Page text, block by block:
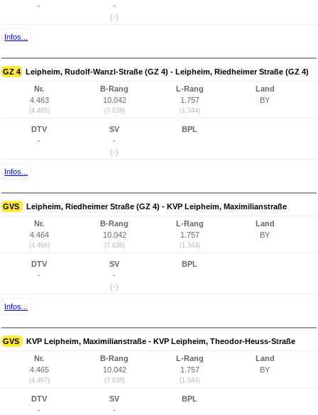
-
-
(-)
Infos...
GZ 4 Leipheim, Rudolf-Wanzl-Straße (GZ 4) - Leipheim, Riedheimer Straße (GZ 4)
Nr.
4.463
(4.465)
B-Rang
10.042
(7.638)
L-Rang
1.757
(1.344)
Land
BY
DTV
-
SV
-
(-)
BPL
Infos...
GVS Leipheim, Riedheimer Straße (GZ 4) - KVP Leipheim, Maximilianstraße
Nr.
4.464
(4.466)
B-Rang
10.042
(7.638)
L-Rang
1.757
(1.344)
Land
BY
DTV
-
SV
-
(-)
BPL
Infos...
GVS KVP Leipheim, Maximilianstraße - KVP Leipheim, Theodor-Heuss-Straße
Nr.
4.465
(4.467)
B-Rang
10.042
(7.638)
L-Rang
1.757
(1.344)
Land
BY
DTV
-
SV
-
BPL